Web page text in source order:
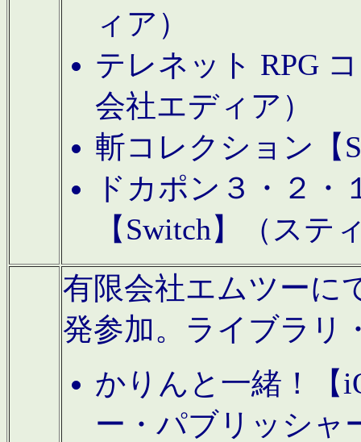
ィア）
テレネット RPG
会社エディア）
斬コレクション【
ドカポン３・２
【Switch】（ステ
有限会社エムツーに
発参加。ライブラリ
かりんと一緒！【
ー・パブリッシャ